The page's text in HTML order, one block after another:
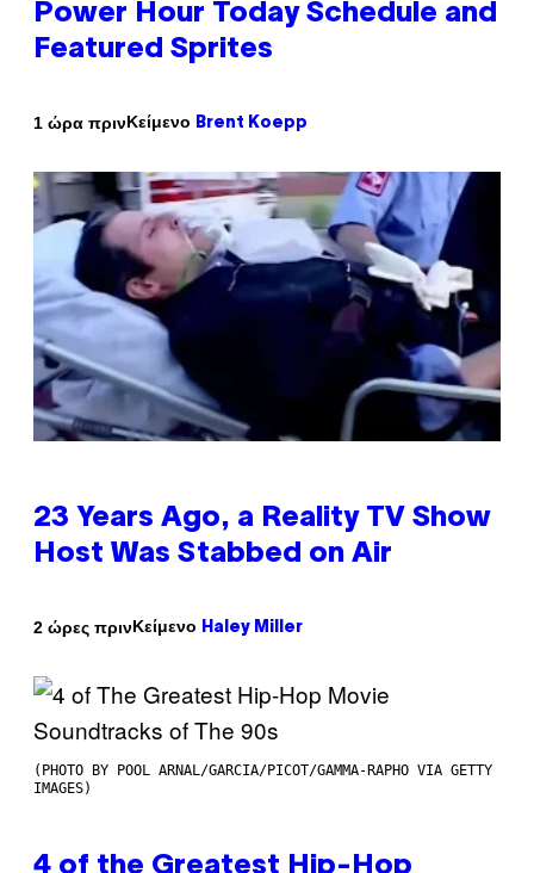
Power Hour Today Schedule and
Featured Sprites
1 ώρα πρινΚείμενο Brent Koepp
23 Years Ago, a Reality TV Show
Host Was Stabbed on Air
2 ώρες πρινΚείμενο Haley Miller
(PHOTO BY POOL ARNAL/GARCIA/PICOT/GAMMA-RAPHO VIA GETTY
IMAGES)
4 of the Greatest Hip-Hop